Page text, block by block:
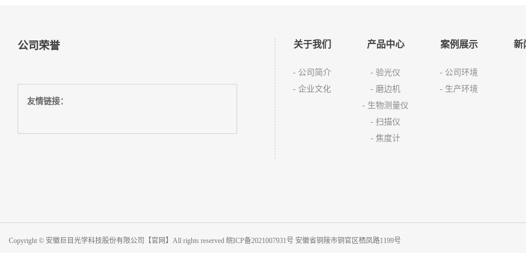
公司荣誉
友情链接：
关于我们
- 公司简介
- 企业文化
产品中心
- 验光仪
- 磨边机
- 生物测量仪
- 扫描仪
- 焦度计
案例展示
- 公司环境
- 生产环境
新
Copyright © 安徽巨目光学科技股份有限公司【官网】All rights reserved 皖ICP备2021007931号 安徽省铜陵市铜官区栖凤路1199号